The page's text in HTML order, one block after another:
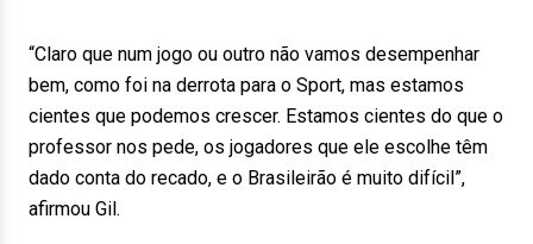
“Claro que num jogo ou outro não vamos desempenhar
bem, como foi na derrota para o Sport, mas estamos
cientes que podemos crescer. Estamos cientes do que o
professor nos pede, os jogadores que ele escolhe têm
dado conta do recado, e o Brasileirão é muito difícil”,
afirmou Gil.